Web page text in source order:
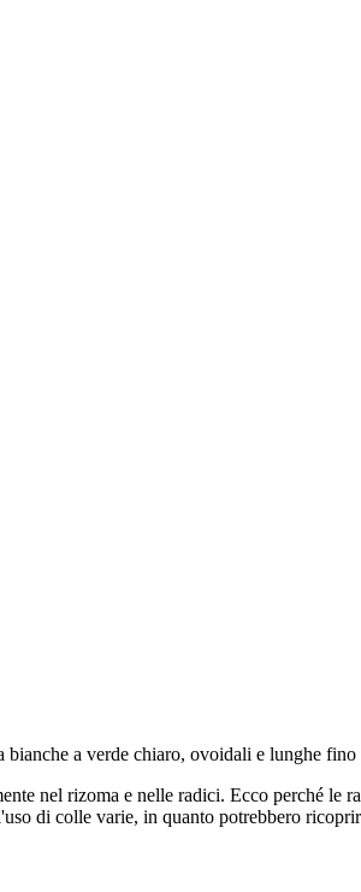
bianche a verde chiaro, ovoidali e lunghe
nel rizoma e nelle radici. Ecco perché le
di colle varie, in quanto potrebbero